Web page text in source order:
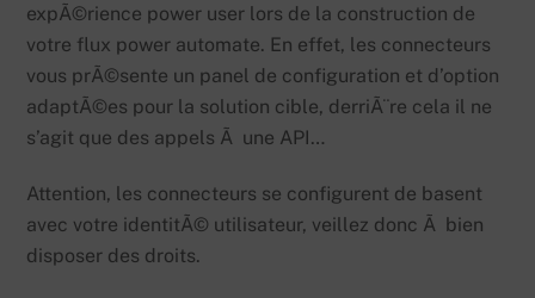
expÃ©rience power user lors de la construction de
votre flux power automate. En effet, les connecteurs
vous prÃ©sente un panel de configuration et d’option
adaptÃ©es pour la solution cible, derriÃ¨re cela il ne
s’agit que des appels Ã une API…
Attention, les connecteurs se configurent de basent
avec votre identitÃ© utilisateur, veillez donc Ã bien
disposer des droits.